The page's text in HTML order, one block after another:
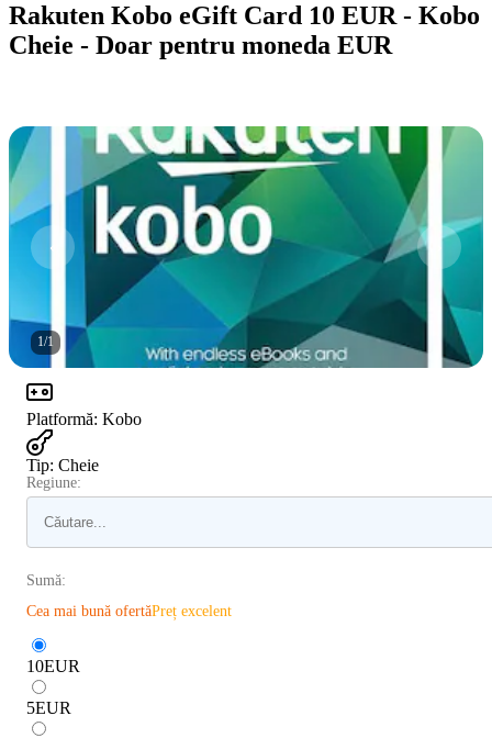
Rakuten Kobo eGift Card 10 EUR - Kobo
Cheie - Doar pentru moneda EUR
1/1
Platformă: Kobo
Tip: Cheie
Regiune:
Sumă:
Cea mai bună ofertăPreț excelent
10EUR
5EUR